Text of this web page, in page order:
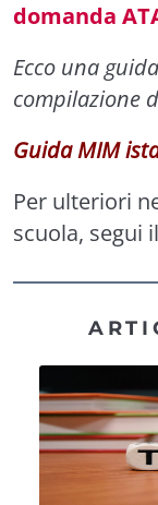
domanda
Ecco una
compilazione
Guida MIM
Per ulteriori
scuola, segui il